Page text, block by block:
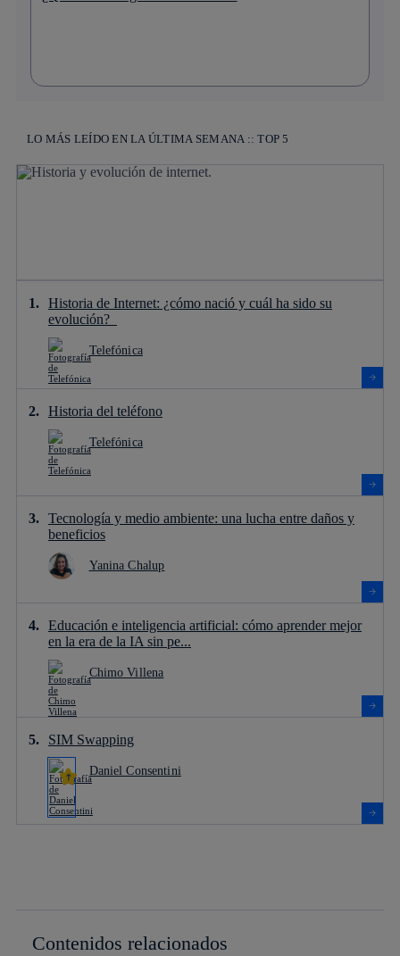
LO MÁS LEÍDO EN LA ÚLTIMA SEMANA :: TOP 5
Historia de Internet: ¿cómo nació y cuál ha sido su
evolución?
Telefónica
Historia del teléfono
Telefónica
Tecnología y medio ambiente: una lucha entre daños y
beneficios
Yanina Chalup
Educación e inteligencia artificial: cómo aprender mejor
en la era de la IA sin pe...
Chimo Villena
SIM Swapping
Daniel Consentini
Contenidos relacionados